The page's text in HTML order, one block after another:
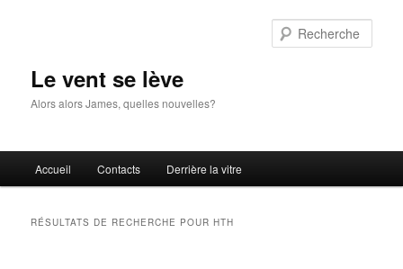
Le vent se lève
Alors alors James, quelles nouvelles?
principal
Accueil Contacts Derrière la vitre
RÉSULTATS DE RECHERCHE POURHTH